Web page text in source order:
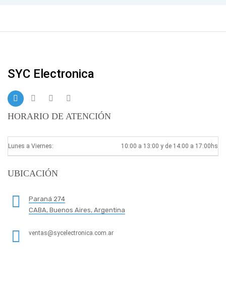
SYC Electronica
HORARIO DE ATENCIÓN
Lunes a Viernes: 10:00 a 13:00 y de 14:00 a 17:00hs
UBICACIÓN
Paraná 274
CABA, Buenos Aires, Argentina
ventas@sycelectronica.com.ar